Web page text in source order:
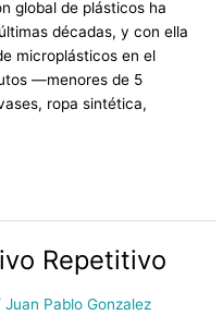
global de plásticos ha
décadas, y con ella
microplásticos en el
—menores de 5
ropa sintética,
Repetitivo
Juan Pablo Gonzalez